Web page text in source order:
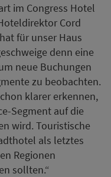
im Congress Hotel
Cord
für unser Haus
denn eine
neue Buchungen
zu beobachten.
klarer erkennen,
Segment auf die
wird. Touristische
als letztes
Regionen
sollten.“